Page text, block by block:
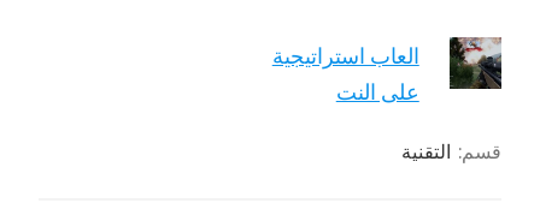
العاب استراتيجية
على النت
قسم: التقنية